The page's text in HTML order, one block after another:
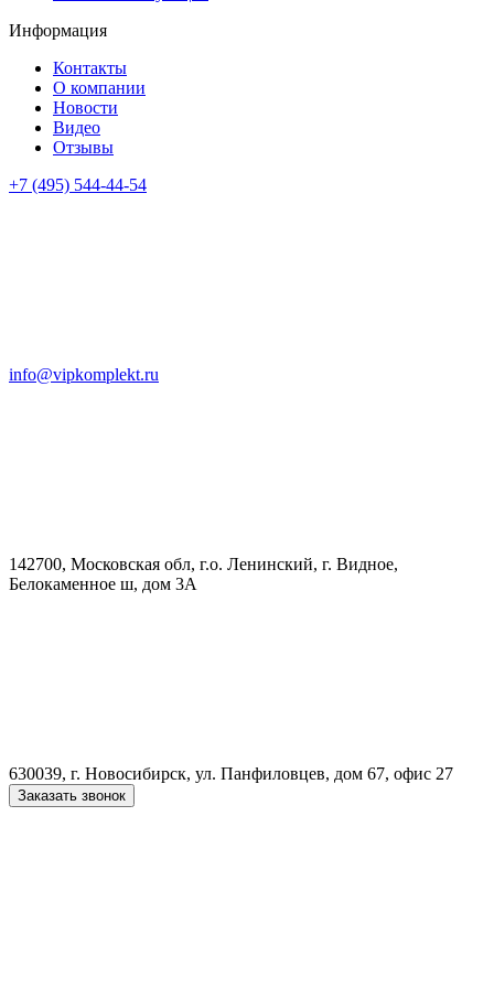
Информация
Контакты
О компании
Новости
Видео
Отзывы
+7 (495) 544-44-54
info@vipkomplekt.ru
142700, Московская обл, г.о. Ленинский, г. Видное,
Белокаменное ш, дом 3А
630039, г. Новосибирск, ул. Панфиловцев, дом 67, офис 27
Заказать звонок